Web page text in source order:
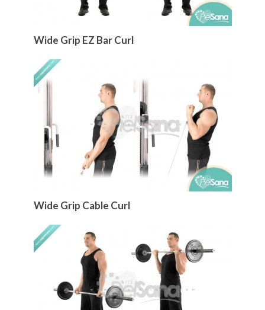
Wide Grip EZ Bar Curl
Wide Grip Cable Curl